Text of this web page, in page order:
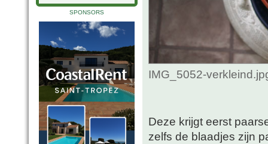
SPONSORS
IMG_5052-
Deze krijgt eerst
zelfs de blaadjes zijn